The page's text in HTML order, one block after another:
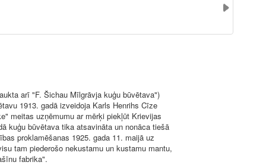
arī "F. Šichau Mīlgrāvja kuģu būvētava")
1913. gadā izveidoja Karls Henrihs Cīze
meitas uzņēmumu ar mērķi piekļūt Krievijas
kuģu būvētava tika atsavināta un nonāca tiešā
proklamēšanas 1925. gada 11. maijā uz
tam piederošo nekustamu un kustamu mantu,
fabrika".